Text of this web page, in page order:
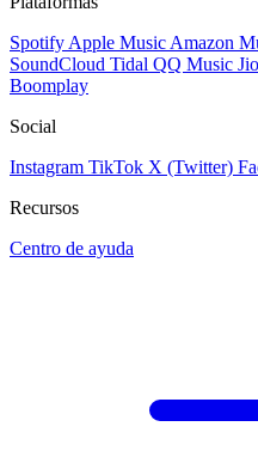
Spotify Apple Music Amazon
SoundCloud Tidal QQ Music
Boomplay
Social
Instagram TikTok X (Twitter)
Recursos
Centro de ayuda